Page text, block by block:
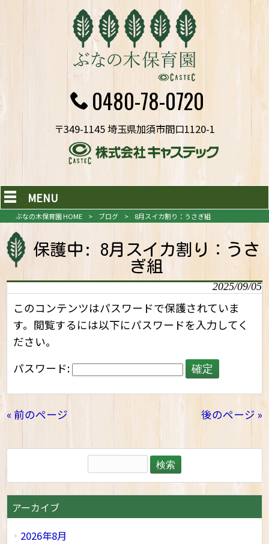
0480-78-0720
〒349-1145 埼玉県加須市間口1120-1
MENU
ぶなの木保育園 HOME > ブログ > 8月スイカ割り：うさぎ組
保護中: 8月スイカ割り：うさ
ぎ組
2025/09/05
このコンテンツはパスワードで保護されていま
す。閲覧するには以下にパスワードを入力してく
ださい。
パスワード:
« 前のページ 後のページ »
アーカイブ
2026年8月